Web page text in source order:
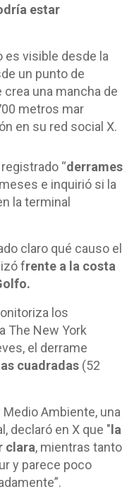
estar
es visible desde la
un punto de
una mancha de
metros mar
en su red social X.
“derrames
e inquirió si la
la terminal
claro qué causo el
frente a la costa
los
The New York
el derrame
cuadradas (52
Ambiente, una
declaró en X que " la
clara, mientras tanto
y parece poco